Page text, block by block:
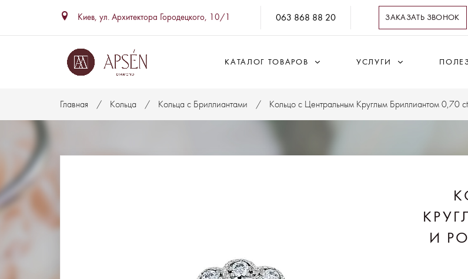
Киев, ул. Архитектора Городецкого, 10/1 063 868 88 20 ЗАКАЗАТЬ ЗВОНОК
КАТАЛОГ ТОВАРОВ УСЛУГИ
Главная Кольца Кольца с Бриллиантами Кольцо с Центральным Круглым Бриллиантом 0,70
И